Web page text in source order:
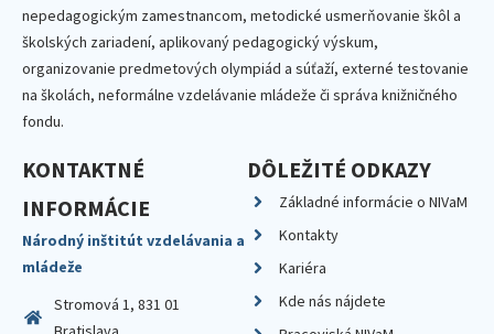
nepedagogickým zamestnancom, metodické usmerňovanie škôl a
školských zariadení, aplikovaný pedagogický výskum,
organizovanie predmetových olympiád a súťaží, externé testovanie
na školách, neformálne vzdelávanie mládeže či správa knižničného
fondu.
KONTAKTNÉ
INFORMÁCIE
Národný inštitút vzdelávania a
mládeže
Stromová 1, 831 01
DÔLEŽITÉ ODKAZY
Základné informácie o NIVaM
Kontakty
Kariéra
Kde nás nájdete